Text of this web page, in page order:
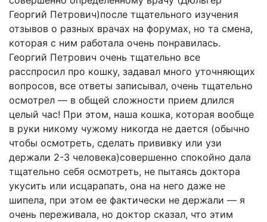
Георгий Петрович)после тщательного изучения
отзывов о разных врачах на форумах, но та смена,
которая с ним работала очень понравилась.
Георгий Петрович очень тщательно все
расспросил про кошку, задавал много уточняющих
вопросов, все ответы записывал, очень тщательно
осмотрел — в общей сложности прием длился
целый час! При этом, наша кошка, которая вообще
в руки никому чужому никогда не дается (обычно
чтобы осмотреть, сделать прививку или узи
держали 2-3 человека)совершенно спокойно дала
тщательно себя осмотреть, не пытаясь доктора
укусить или исцарапать, она на него даже не
шипела, при этом ее фактически не держали — я
очень переживала, но доктор сказал, что этим